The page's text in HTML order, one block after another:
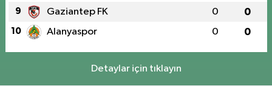
9 Gaziantep FK 0 0
10 Alanyaspor 0 0
Detaylar için tıklayın